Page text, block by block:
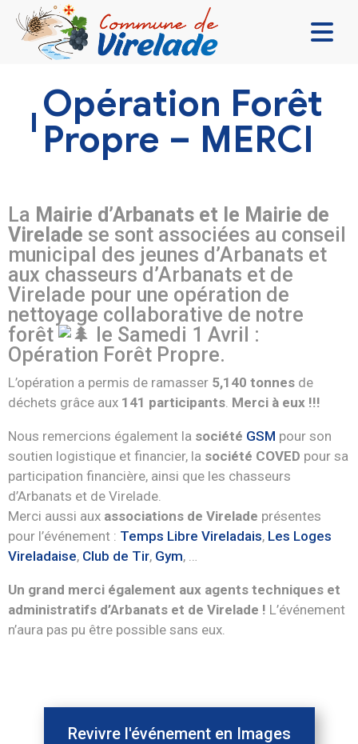
VIVRE ENSEMBLE
SE DIVERTIR
CONTACT
Opération Forêt
Propre – MERCI
La Mairie d’Arbanats et le Mairie de
Virelade se sont associées au conseil
municipal des jeunes d’Arbanats et
aux chasseurs d’Arbanats et de
Virelade pour une opération de
nettoyage collaborative de notre
forêt
le Samedi 1 Avril :
Opération Forêt Propre.
L’opération a permis de ramasser 5,140 tonnes de
déchets grâce aux 141 participants. Merci à eux !!!
Nous remercions également la société GSM pour son
soutien logistique et financier, la société COVED pour sa
participation financière, ainsi que les chasseurs
d’Arbanats et de Virelade.
Merci aussi aux associations de Virelade présentes
pour l’événement : Temps Libre Vireladais, Les Loges
Vireladaise, Club de Tir, Gym, …
Un grand merci également aux agents techniques et
administratifs d’Arbanats et de Virelade ! L’événement
n’aura pas pu être possible sans eux.
Revivre l'événement en Images